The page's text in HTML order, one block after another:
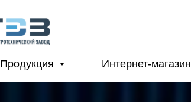
Продукция Интернет-магазин